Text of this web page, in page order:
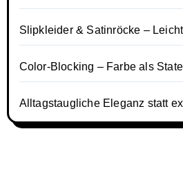
Slipkleider & Satinröcke –
Color-Blocking – Farbe als
Alltagstaugliche Eleganz statt